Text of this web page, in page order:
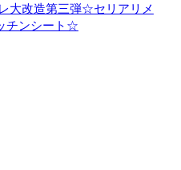
大改造第三弾☆セリアリメ
チンシート☆